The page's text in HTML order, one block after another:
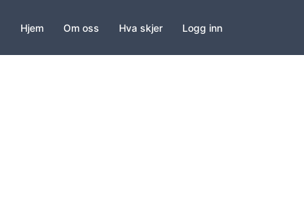
Hjem Om oss Hva skjer Logg inn